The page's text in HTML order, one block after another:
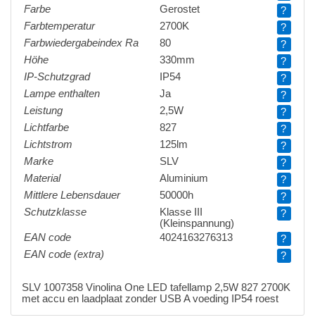
Farbe
Gerostet
?
Farbtemperatur
2700K
?
Farbwiedergabeindex Ra
80
?
Höhe
330mm
?
IP-Schutzgrad
IP54
?
Lampe enthalten
Ja
?
Leistung
2,5W
?
Lichtfarbe
827
?
Lichtstrom
125lm
?
Marke
SLV
?
Material
Aluminium
?
Mittlere Lebensdauer
50000h
?
Schutzklasse
Klasse III
(Kleinspannung)
?
EAN code 4024163276313
?
EAN code (extra)
?
SLV 1007358 Vinolina One LED tafellamp 2,5W 827 2700K
met accu en laadplaat zonder USB A voeding IP54 roest